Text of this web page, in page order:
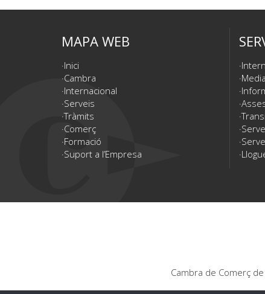
MAPA WEB
Inici
Cambra
Internacional
Serveis
Tràmits
Comerç
Formació
Suport a l’Empresa
Cambra de Comerç